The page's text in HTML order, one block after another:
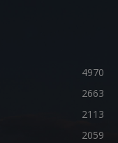
4970
2663
2113
2059